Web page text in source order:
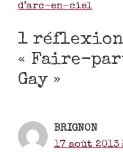
d’arc-en-ciel
1 réflexion
« Faire-
Gay »
BRIGNON
17 août 2013